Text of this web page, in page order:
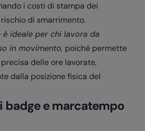
i costi di stampa dei
di smarrimento.
è ideale per chi lavora da
in movimento, poiché permette
delle ore lavorate,
dalla posizione fisica del
badge e marcatempo